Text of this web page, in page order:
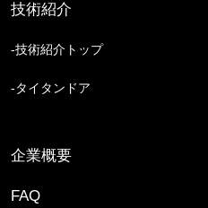
技術紹介
技術紹介トップ
タイタンドア
企業概要
FAQ